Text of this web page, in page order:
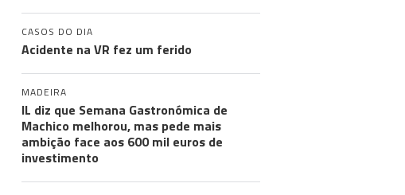
CASOS DO DIA
Acidente na VR fez um ferido
MADEIRA
IL diz que Semana Gastronómica de
Machico melhorou, mas pede mais
ambição face aos 600 mil euros de
investimento